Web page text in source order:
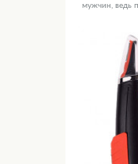
мужчин, ведь